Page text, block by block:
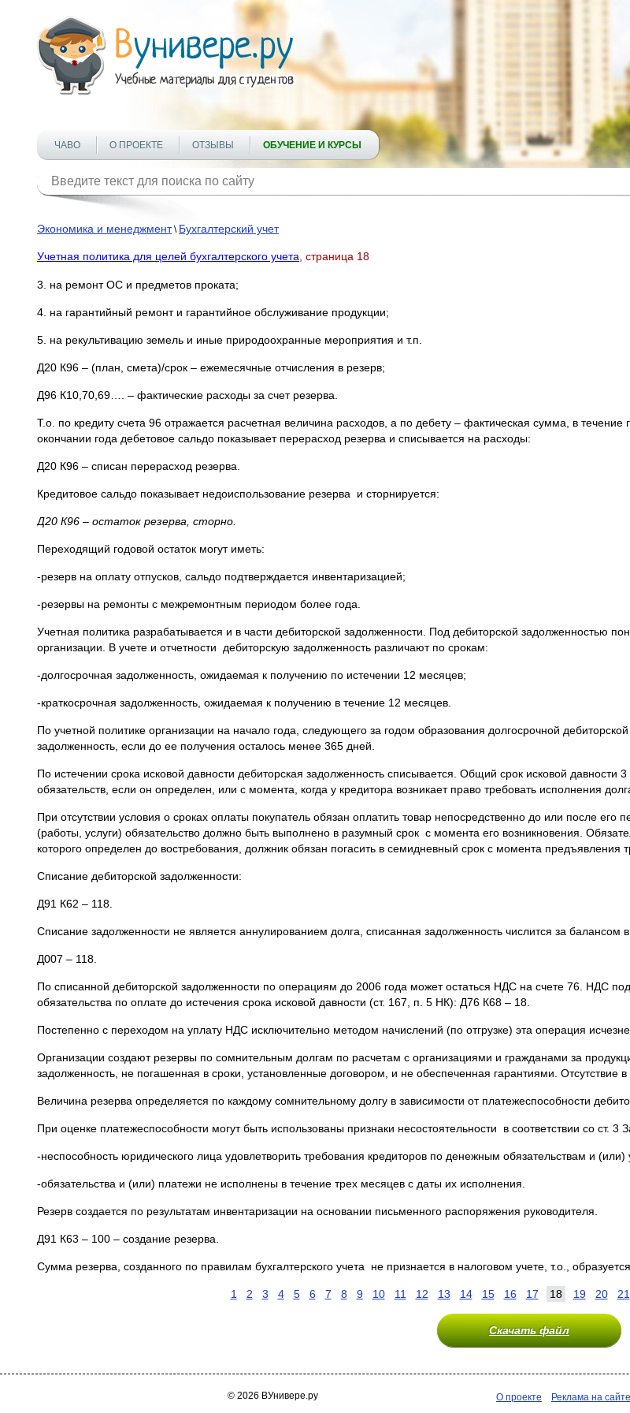
ЧАВО О ПРОЕКТЕ ОТЗЫВЫ ОБУЧЕНИЕ И КУРСЫ
Экономика и менеджмент\ Бухгалтерский учет
Учетная политика для целей бухгалтерского учета , страница 18
3. на ремонт ОС и предметов проката;
4. на гарантийный ремонт и гарантийное обслуживание продукции;
5. на рекультивацию земель и иные природоохранные мероприятия и т.п.
Д20 К96 – (план, смета)/срок – ежемесячные отчисления в резерв;
Д96 К10,70,69…. – фактические расходы за счет резерва.
Т.о. по кредиту счета 96 отражается расчетная величина расходов, а по дебету – фактическая сумма, в
окончании года дебетовое сальдо показывает перерасход резерва и списывается на расходы:
Д20 К96 – списан перерасход резерва.
Кредитовое сальдо показывает недоиспользование резерва и сторнируется:
Д20 К96 – остаток резерва, сторно.
Переходящий годовой остаток могут иметь:
-резерв на оплату отпусков, сальдо подтверждается инвентаризацией;
-резервы на ремонты с межремонтным периодом более года.
Учетная политика разрабатывается и в части дебиторской задолженности. Под дебиторской задолженностью
организации. В учете и отчетности дебиторскую задолженность различают по срокам:
-долгосрочная задолженность, ожидаемая к получению по истечении 12 месяцев;
-краткосрочная задолженность, ожидаемая к получению в течение 12 месяцев.
По учетной политике организации на начало года, следующего за годом образования долгосрочной
задолженность, если до ее получения осталось менее 365 дней.
По истечении срока исковой давности дебиторская задолженность списывается. Общий срок исковой давности
обязательств, если он определен, или с момента, когда у кредитора возникает право требовать исполнения
При отсутствии условия о сроках оплаты покупатель обязан оплатить товар непосредственно до или после
(работы, услуги) обязательство должно быть выполнено в разумный срок с момента его возникновения.
которого определен до востребования, должник обязан погасить в семидневный срок с момента предъявления
Списание дебиторской задолженности:
Д91 К62 – 118.
Списание задолженности не является аннулированием долга, списанная задолженность числится за балансом
Д007 – 118.
По списанной дебиторской задолженности по операциям до 2006 года может остаться НДС на счете 76. НДС
обязательства по оплате до истечения срока исковой давности (ст. 167, п. 5 НК): Д76 К68 – 18.
Постепенно с переходом на уплату НДС исключительно методом начислений (по отгрузке) эта операция
Организации создают резервы по сомнительным долгам по расчетам с организациями и гражданами за
задолженность, не погашенная в сроки, установленные договором, и не обеспеченная гарантиями. Отсутствие
Величина резерва определяется по каждому сомнительному долгу в зависимости от платежеспособности
При оценке платежеспособности могут быть использованы признаки несостоятельности в соответствии со
-неспособность юридического лица удовлетворить требования кредиторов по денежным обязательствам и (или)
-обязательства и (или) платежи не исполнены в течение трех месяцев с даты их исполнения.
Резерв создается по результатам инвентаризации на основании письменного распоряжения руководителя.
Д91 К63 – 100 – создание резерва.
Сумма резерва, созданного по правилам бухгалтерского учета не признается в налоговом учете, т.о.,
1 2 3 4 5 6 7 8 9 10 11 12 13 14 15 16 17 18 19 20 21
Скачать файл
© 2026 ВУнивере.ру О проекте Реклама на сайте